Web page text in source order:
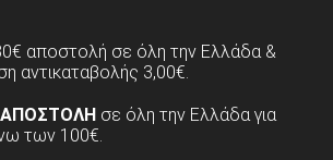
αποστολή σε όλη την Ελλάδα &
αντικαταβολής 3,00€.
σε όλη την Ελλάδα για
των 100€.